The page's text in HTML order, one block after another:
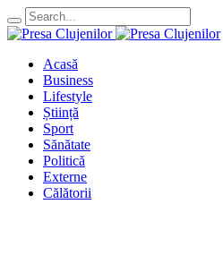
Acasă
Business
Lifestyle
Știință
Sport
Sănătate
Politică
Externe
Călătorii